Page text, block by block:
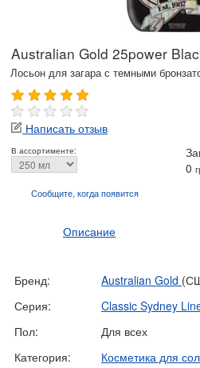
Australian Gold 25power
Лосьон для загара с темными
Написать отзыв
В ассортименте:
0
Сообщите, когдапоявится
Описание
Бренд: Australian Gold
Серия:
Classic Sydney
Пол:
Для всех
Категория:
Косметика для